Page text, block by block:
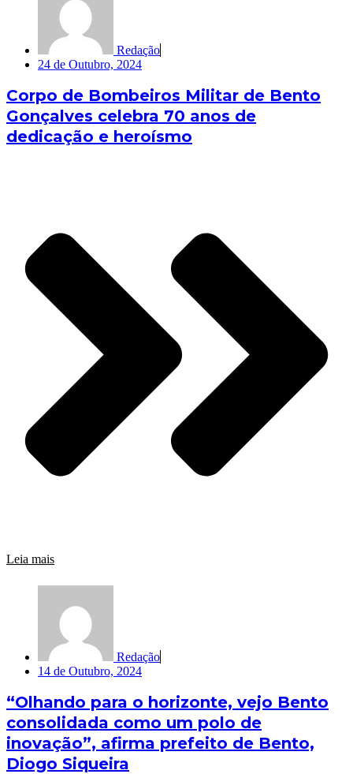
Redação
24 de Outubro, 2024
Corpo de Bombeiros Militar de Bento
Gonçalves celebra 70 anos de
dedicação e heroísmo
Leia mais
Redação
14 de Outubro, 2024
“Olhando para o horizonte, vejo Bento
consolidada como um polo de
inovação”, afirma prefeito de Bento,
Diogo Siqueira